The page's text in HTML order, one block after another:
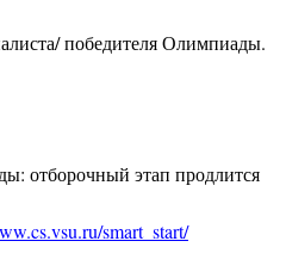
победителя Олимпиады.
отборочный этап продлится
smart_start/